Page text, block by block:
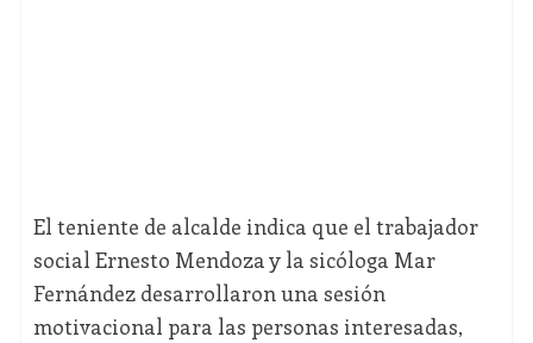
El teniente de alcalde indica que el trabajador
social Ernesto Mendoza y la sicóloga Mar
Fernández desarrollaron una sesión
motivacional para las personas interesadas,